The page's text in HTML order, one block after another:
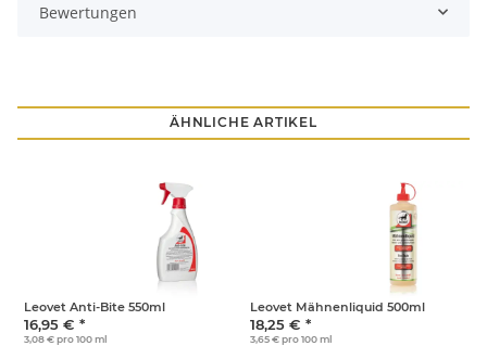
Bewertungen
ÄHNLICHE ARTIKEL
Leovet Anti-Bite 550ml
16,95 € *
3,08 € pro 100 ml
Leovet Mähnenliquid 500ml
18,25 € *
3,65 € pro 100 ml